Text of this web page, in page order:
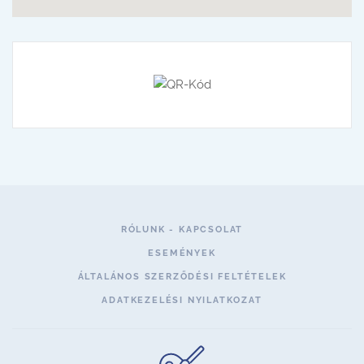
RÓLUNK - KAPCSOLAT
ESEMÉNYEK
ÁLTALÁNOS SZERZŐDÉSI FELTÉTELEK
ADATKEZELÉSI NYILATKOZAT